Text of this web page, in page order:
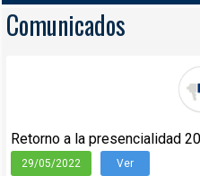
Leer
Comunicados
Retorno a la presencialidad
29/05/2022 Ver